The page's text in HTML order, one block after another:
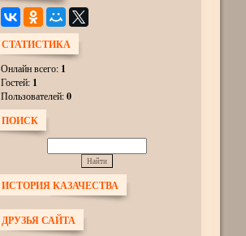
СТАТИСТИКА
Онлайн всего: 1
Гостей: 1
Пользователей:0
ПОИСК
ИСТОРИЯ КАЗАЧЕСТВА
ДРУЗЬЯ САЙТА